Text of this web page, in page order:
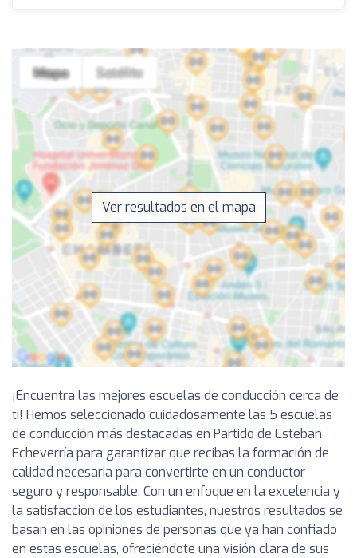
Ver resultados en el mapa
¡Encuentra las mejores escuelas de conducción cerca de
ti! Hemos seleccionado cuidadosamente las 5 escuelas
de conducción más destacadas en Partido de Esteban
Echeverría para garantizar que recibas la formación de
calidad necesaria para convertirte en un conductor
seguro y responsable. Con un enfoque en la excelencia y
la satisfacción de los estudiantes, nuestros resultados se
basan en las opiniones de personas que ya han confiado
en estas escuelas, ofreciéndote una visión clara de sus